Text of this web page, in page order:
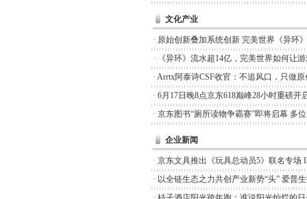
文化产业
· 原始创新叠加系统创新 完美世界《异环
·
《异环》流水超14亿，完美世界如何让游
· Arrtx阿泰诗CSF收官：不追风口，只做原
· 6月17日晚8点京东618巅峰28小时重磅开
· 京东图书“厕所读物争霸赛”即将启幕 多
企业新闻
· 京东文具推出《玩具总动员5》联名专场
· 以全链生态之力共创产业新势“头” 爱普